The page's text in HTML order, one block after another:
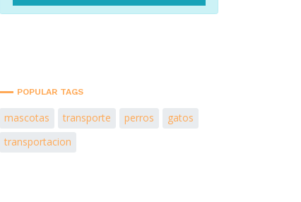
POPULAR TAGS
mascotas transporte perros
gatos
transportacion